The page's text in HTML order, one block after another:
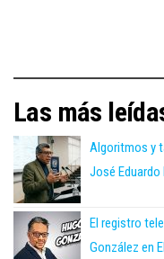
Las más
Algoritmos y
José
El registro
González en